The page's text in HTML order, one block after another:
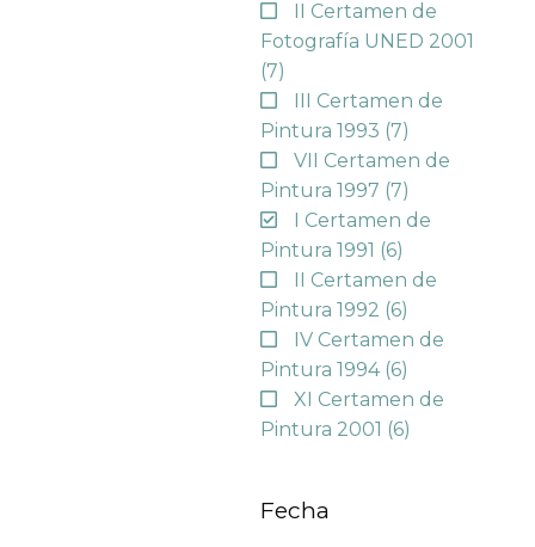
II Certamen de
Fotografía UNED 2001
(7)
III Certamen de
Pintura 1993 (7)
VII Certamen de
Pintura 1997 (7)
I Certamen de
Pintura 1991 (6)
II Certamen de
Pintura 1992 (6)
IV Certamen de
Pintura 1994 (6)
XI Certamen de
Pintura 2001 (6)
Fecha